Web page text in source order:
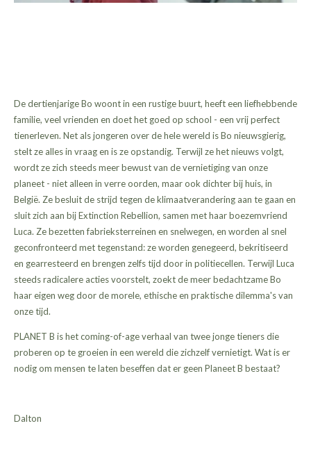
De dertienjarige Bo woont in een rustige buurt, heeft een liefhebbende
familie, veel vrienden en doet het goed op school - een vrij perfect
tienerleven. Net als jongeren over de hele wereld is Bo nieuwsgierig,
stelt ze alles in vraag en is ze opstandig. Terwijl ze het nieuws volgt,
wordt ze zich steeds meer bewust van de vernietiging van onze
planeet - niet alleen in verre oorden, maar ook dichter bij huis, in
België. Ze besluit de strijd tegen de klimaatverandering aan te gaan en
sluit zich aan bij Extinction Rebellion, samen met haar boezemvriend
Luca. Ze bezetten fabrieksterreinen en snelwegen, en worden al snel
geconfronteerd met tegenstand: ze worden genegeerd, bekritiseerd
en gearresteerd en brengen zelfs tijd door in politiecellen. Terwijl Luca
steeds radicalere acties voorstelt, zoekt de meer bedachtzame Bo
haar eigen weg door de morele, ethische en praktische dilemma's van
onze tijd.
PLANET B is het coming-of-age verhaal van twee jonge tieners die
proberen op te groeien in een wereld die zichzelf vernietigt. Wat is er
nodig om mensen te laten beseffen dat er geen Planeet B bestaat?
Dalton